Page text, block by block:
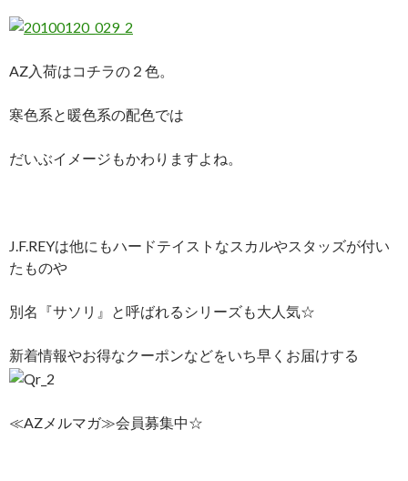
AZ入荷はコチラの２色。
寒色系と暖色系の配色では
だいぶイメージもかわりますよね。
J.F.REYは他にもハードテイストなスカルやスタッズが付い
たものや
別名『サソリ』と呼ばれるシリーズも大人気☆
新着情報やお得なクーポンなどをいち早くお届けする
≪AZメルマガ≫会員募集中☆